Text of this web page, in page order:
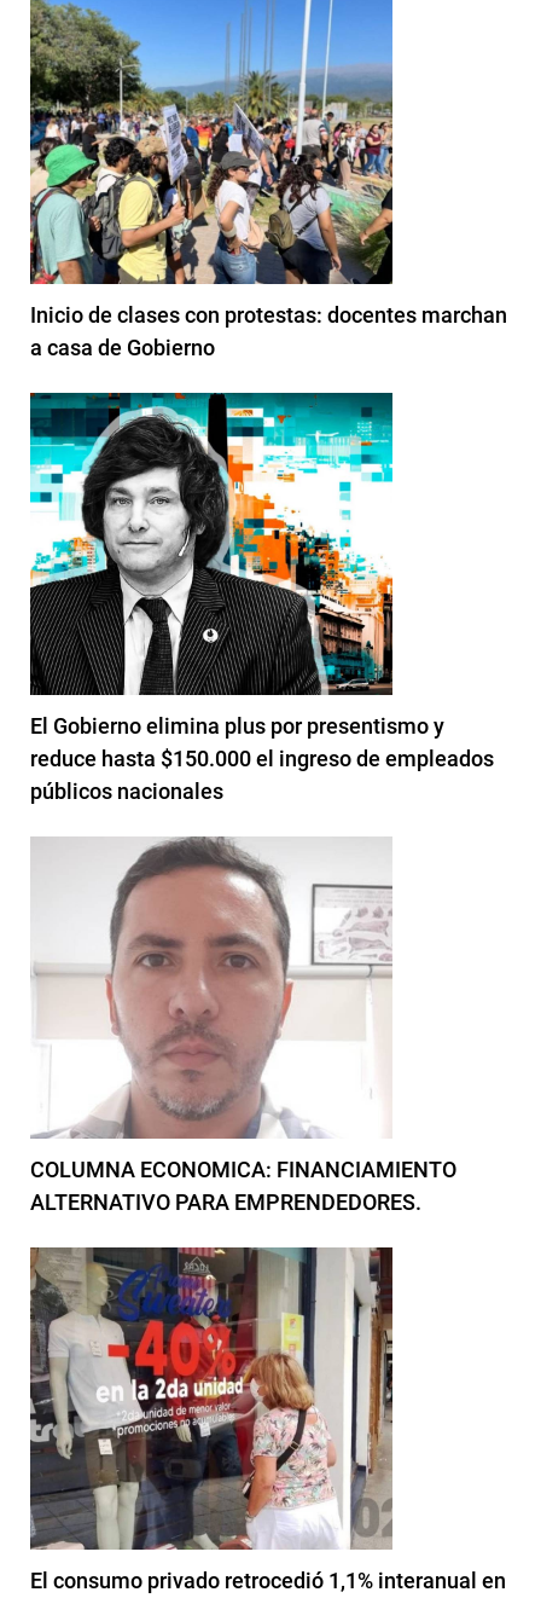
Inicio de clases con protestas: docentes marchan
a casa de Gobierno
El Gobierno elimina plus por presentismo y
reduce hasta $150.000 el ingreso de empleados
públicos nacionales
COLUMNA ECONOMICA: FINANCIAMIENTO
ALTERNATIVO PARA EMPRENDEDORES.
El consumo privado retrocedió 1,1% interanual en